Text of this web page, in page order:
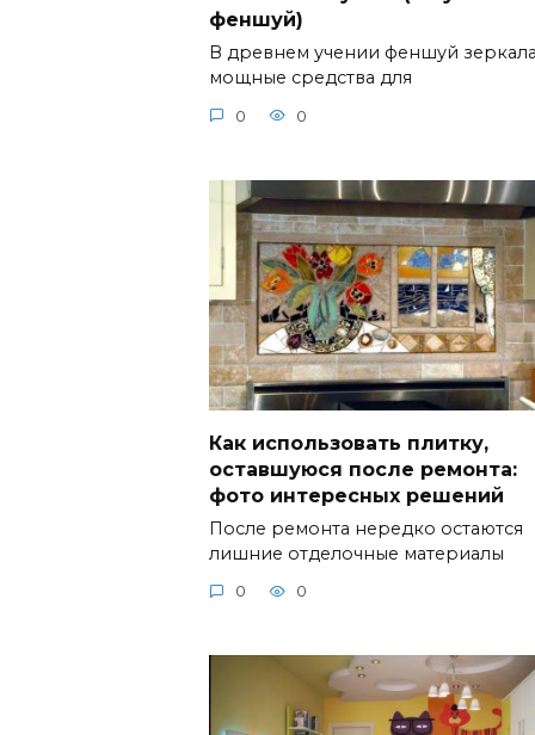
феншуй)
В древнем учении феншуй
мощные средства для
0 0
Как использовать плитку,
оставшуюся после ремонта:
фото интересных решений
После ремонта нередко остаются
лишние отделочные материалы
0 0